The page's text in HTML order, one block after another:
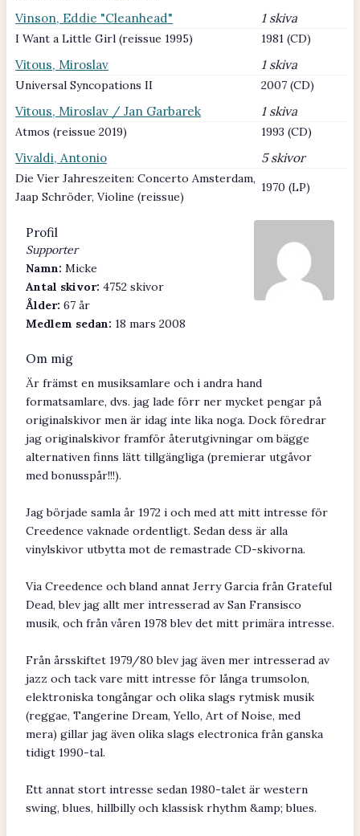
Vinson, Eddie "Cleanhead" 1 skiva
I Want a Little Girl (reissue 1995) 1981 (CD)
Vitous, Miroslav 1 skiva
Universal Syncopations II 2007 (CD)
Vitous, Miroslav / Jan Garbarek 1 skiva
Atmos (reissue 2019) 1993 (CD)
Vivaldi, Antonio 5 skivor
Die Vier Jahreszeiten: Concerto Amsterdam,
Jaap Schröder, Violine (reissue)
1970 (LP)
Profil
Supporter
Namn: Micke
Antal skivor: 4752 skivor
Ålder: 67 år
Medlem sedan: 18 mars 2008
Om mig
Är främst en musiksamlare och i andra hand
formatsamlare, dvs. jag lade förr ner mycket pengar på
originalskivor men är idag inte lika noga. Dock föredrar
jag originalskivor framför återutgivningar om bägge
alternativen finns lätt tillgängliga (premierar utgåvor
med bonusspår!!!).
Jag började samla år 1972 i och med att mitt intresse för
Creedence vaknade ordentligt. Sedan dess är alla
vinylskivor utbytta mot de remastrade CD-skivorna.
Via Creedence och bland annat Jerry Garcia från Grateful
Dead, blev jag allt mer intresserad av San Fransisco
musik, och från våren 1978 blev det mitt primära intresse.
Från årsskiftet 1979/80 blev jag även mer intresserad av
jazz och tack vare mitt intresse för långa trumsolon,
elektroniska tongångar och olika slags rytmisk musik
(reggae, Tangerine Dream, Yello, Art of Noise, med
mera) gillar jag även olika slags electronica från ganska
tidigt 1990-tal.
Ett annat stort intresse sedan 1980-talet är western
swing, blues, hillbilly och klassisk rhythm &amp; blues.